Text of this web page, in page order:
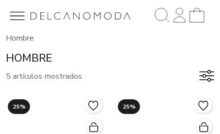
Hombre
HOMBRE
5 artículos mostrados
25% 25%